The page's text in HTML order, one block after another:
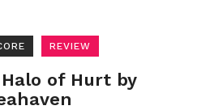
REVIEW
Halo of Hurt by